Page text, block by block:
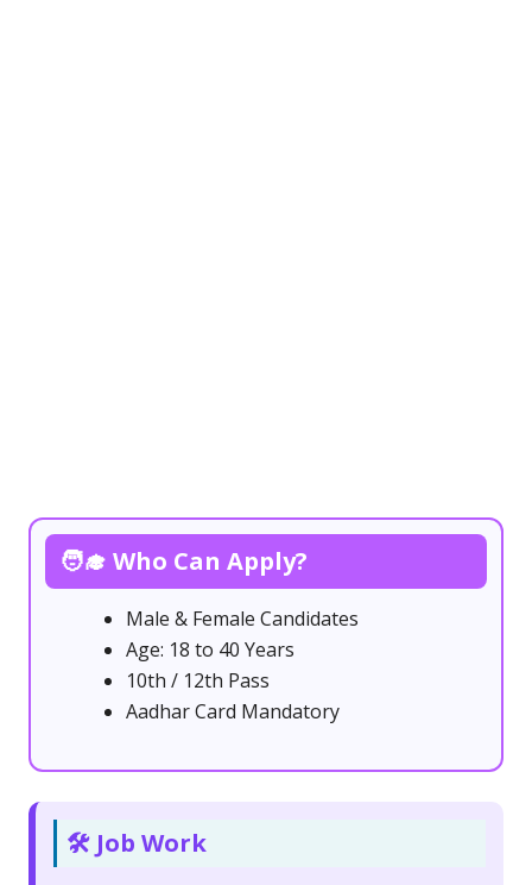
🧑‍🎓 Who Can Apply?
Male & Female Candidates
Age: 18 to 40 Years
10th / 12th Pass
Aadhar Card Mandatory
🛠️ Job Work